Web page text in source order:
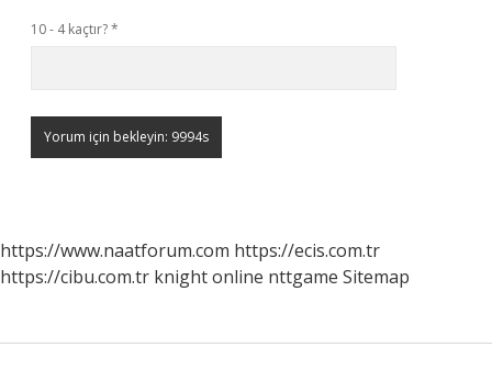
10 - 4 kaçtır?*
https://www.naatforum.com https://ecis.com.tr
https://cibu.com.tr knight online nttgame Sitemap